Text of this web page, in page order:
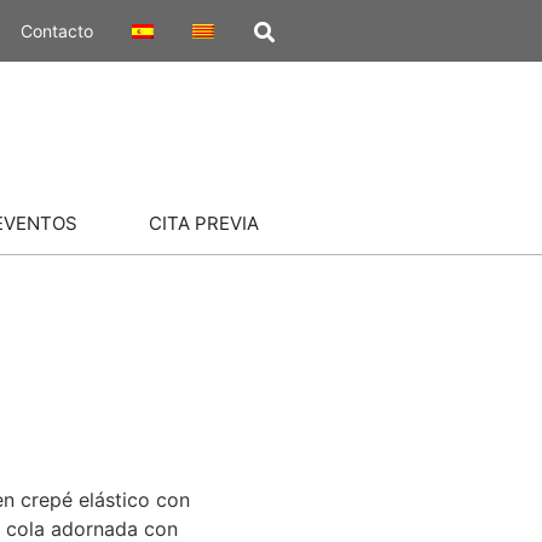
Contacto
CITA PREVIA
crepé elástico con
adornada con